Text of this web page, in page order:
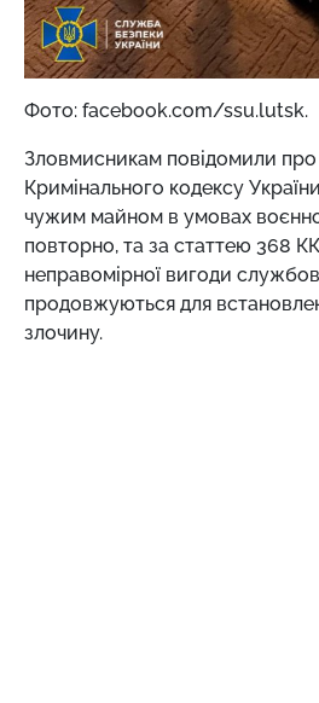
Фото: facebook.com/ssu.lutsk.
Зловмисникам повідомили про
Кримінального кодексу
чужим майном в умовах
повторно, та за статтею 368
неправомірної вигоди
продовжуються для
злочину.